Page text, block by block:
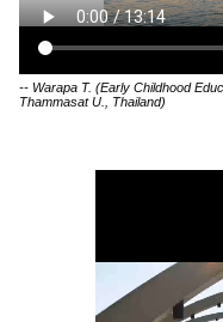
-- Warapa T. (Early Childhood
Thammasat U., Thailand)